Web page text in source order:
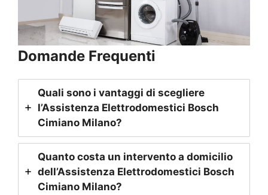
Domande Frequenti
Quali sono i vantaggi di scegliere
l’Assistenza Elettrodomestici Bosch
Cimiano Milano?
Quanto costa un intervento a domicilio
dell’Assistenza Elettrodomestici Bosch
Cimiano Milano?